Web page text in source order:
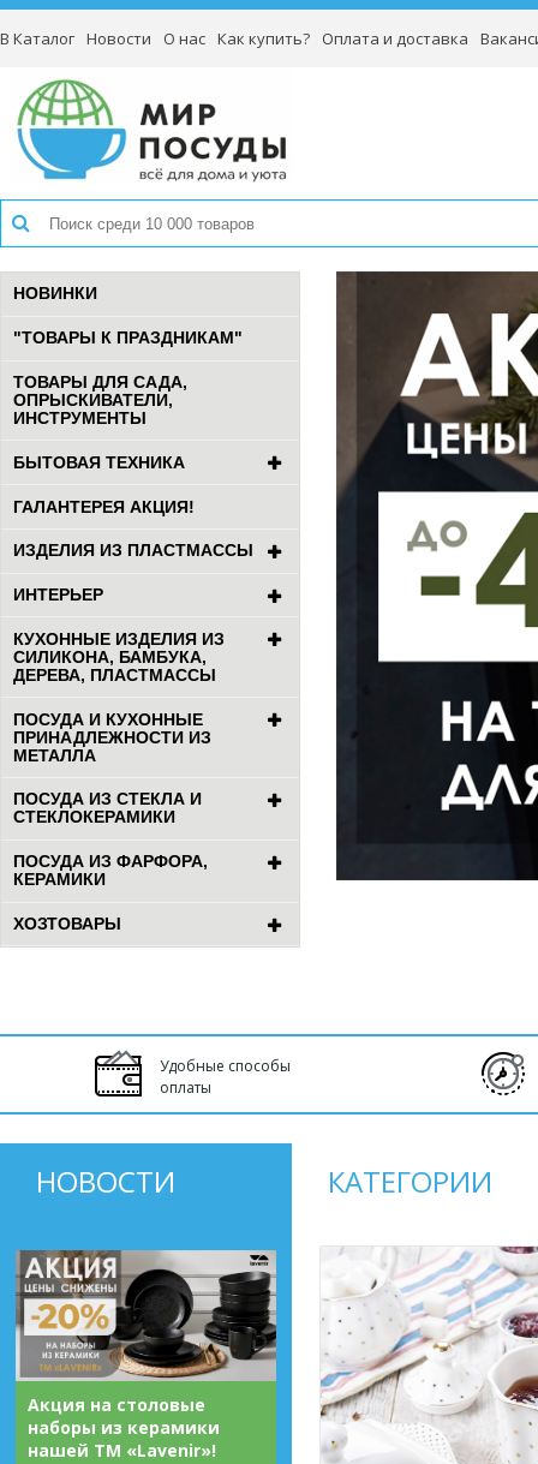
В Каталог Новости О нас Как купить? Оплата и доставка
НОВИНКИ
"ТОВАРЫ К ПРАЗДНИКАМ"
ТОВАРЫ ДЛЯ САДА,
ОПРЫСКИВАТЕЛИ,
ИНСТРУМЕНТЫ
БЫТОВАЯ ТЕХНИКА
ГАЛАНТЕРЕЯ АКЦИЯ!
ИЗДЕЛИЯ ИЗ ПЛАСТМАССЫ
ИНТЕРЬЕР
КУХОННЫЕ ИЗДЕЛИЯ ИЗ
СИЛИКОНА, БАМБУКА,
ДЕРЕВА, ПЛАСТМАССЫ
ПОСУДА И КУХОННЫЕ
ПРИНАДЛЕЖНОСТИ ИЗ
МЕТАЛЛА
ПОСУДА ИЗ СТЕКЛА И
СТЕКЛОКЕРАМИКИ
ПОСУДА ИЗ ФАРФОРА,
КЕРАМИКИ
ХОЗТОВАРЫ
Удобные способы
оплаты
НОВОСТИ
Акция на столовые
наборы из керамики
нашей ТМ «Lavenir»!
КАТЕГОРИИ